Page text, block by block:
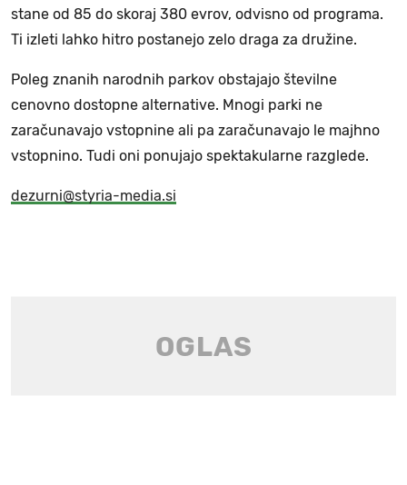
stane od 85 do skoraj 380 evrov, odvisno od programa.
Ti izleti lahko hitro postanejo zelo draga za družine.
Poleg znanih narodnih parkov obstajajo številne
cenovno dostopne alternative. Mnogi parki ne
zaračunavajo vstopnine ali pa zaračunavajo le majhno
vstopnino. Tudi oni ponujajo spektakularne razglede.
dezurni@styria-media.si